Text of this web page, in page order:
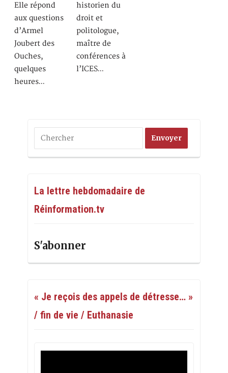
Elle répond
aux questions
d’Armel
Joubert des
Ouches,
quelques
heures…
historien du
droit et
politologue,
maître de
conférences à
l’ICES…
La lettre hebdomadaire de
Réinformation.tv
S'abonner
« Je reçois des appels de détresse… »
/ fin de vie / Euthanasie